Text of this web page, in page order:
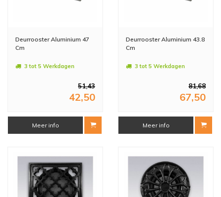
Deurrooster Aluminium 47
Cm
3 tot 5 Werkdagen
51,43
42,50
Meer info
Deurrooster Aluminium 43.8
Cm
3 tot 5 Werkdagen
81,68
67,50
Meer info